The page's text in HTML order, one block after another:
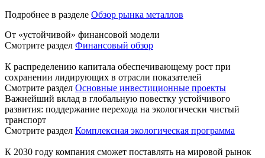
Подробнее в разделе Обзор рынка металлов
От «устойчивой» финансовой модели
Смотрите раздел Финансовый обзор
К распределению капитала обеспечивающему рост при
сохранении лидирующих в отрасли показателей
Смотрите раздел Основные инвестиционные проекты
Важнейший вклад в глобальную повестку устойчивого
развития: поддержание перехода на экологически чистый
транспорт
Смотрите раздел Комплексная экологическая программа
К 2030 году компания сможет поставлять на мировой рынок